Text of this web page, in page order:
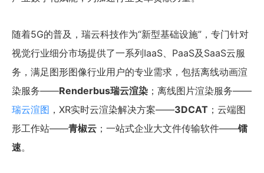
随着5G的普及，瑞云科技作为“新型基础设施”，专门针对
视觉行业细分市场提供了一系列IaaS、PaaS及SaaS云服
务，满足图形图像行业用户的专业需求，包括离线动画渲
染服务——Renderbus瑞云渲染 ；离线图片渲染服务——
瑞云渲图 ，XR实时云渲染解决方案——3DCAT ；云端图
形工作站——青椒云 ；一站式企业大文件传输软件——镭
速。